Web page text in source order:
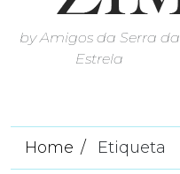
by Amigos da Serra da
Estrela
Home Etiqueta